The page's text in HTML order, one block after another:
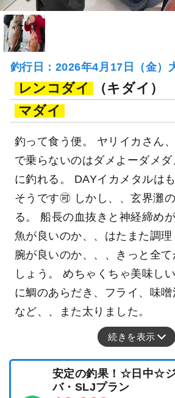
釣行日：2026年4月17日（金）
レンコダイ
（キダイ）
マダイ
釣って食う便。 ヤリイカさん
で乗らないのはダメよーダメ
に釣れる。 DAYイカメタルは
そうです🉑 しかし、、玄界灘
る。 船長の血抜きと神経締め
魚が良いのか、、はたまた調
腕が良いのか、、、きっと全
しょう。 めちゃくちゃ美味し
に鯛のあらだき、フライ、味
など、、また太りました。
続きを表示
安定の釣果！☆日中☆
バ・SLJプラン